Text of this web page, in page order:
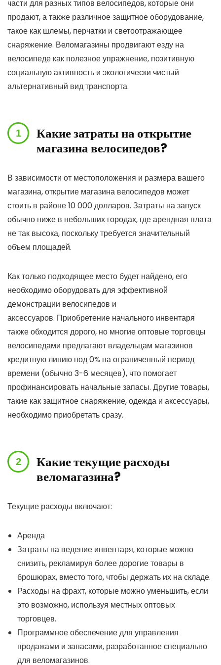
части для разных типов велосипедов, которые они
продают, а также различное защитное оборудование,
такое как шлемы, перчатки и светоотражающее
снаряжение. Веломагазины продвигают езду на
велосипеде как полезное упражнение, позитивную
социальную активность и экологически чистый
альтернативный вид транспорта.
Какие затраты на открытие
магазина велосипедов?
В зависимости от местоположения и размера вашего
магазина, открытие магазина велосипедов может
стоить в районе 10 000 долларов. Затраты на запуск
обычно ниже в небольших городах, где арендная плата
не так высока, поскольку требуется значительный
объем площадей.
Как только подходящее место будет найдено, его
необходимо оборудовать для эффективной
демонстрации велосипедов и
аксессуаров. Приобретение начального инвентаря
также обходится дорого, но многие оптовые торговцы
велосипедами предлагают владельцам магазинов
кредитную линию под 0% на ограниченный период
времени (обычно 3-6 месяцев), что помогает
профинансировать начальные запасы. Другие товары,
такие как защитное снаряжение, одежда и аксессуары,
необходимо приобретать сразу.
Какие текущие расходы
веломагазина?
Текущие расходы включают:
Аренда
Затраты на ведение инвентаря, которые можно
снизить, рекламируя более дорогие товары в
брошюрах, вместо того, чтобы держать их на складе.
Расходы на фрахт, которые можно уменьшить, если
это возможно, используя местных оптовых
торговцев.
Программное обеспечение для управления
продажами и запасами, разработанное специально
для веломагазинов.